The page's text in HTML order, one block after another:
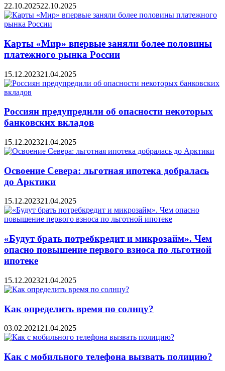
22.10.202522.10.2025
Карты «Мир» впервые заняли более половины
платежного рынка России
15.12.202321.04.2025
Россиян предупредили об опасности некоторых
банковских вкладов
15.12.202321.04.2025
Освоение Севера: льготная ипотека добралась
до Арктики
15.12.202321.04.2025
«Будут брать потребкредит и микрозайм». Чем
опасно повышение первого взноса по льготной
ипотеке
15.12.202321.04.2025
Как определить время по солнцу?
03.02.2021 21.04.2025
Как с мобильного телефона вызвать полицию?